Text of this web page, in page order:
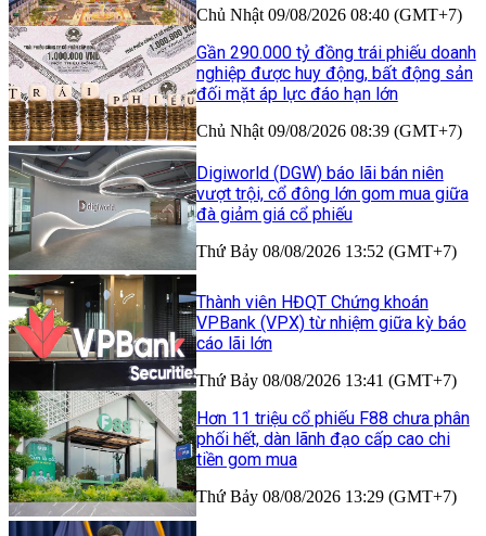
Chủ Nhật 09/08/2026 08:40 (GMT+7)
Gần 290.000 tỷ đồng trái phiếu doanh
nghiệp được huy động, bất động sản
đối mặt áp lực đáo hạn lớn
Chủ Nhật 09/08/2026 08:39 (GMT+7)
Digiworld (DGW) báo lãi bán niên
vượt trội, cổ đông lớn gom mua giữa
đà giảm giá cổ phiếu
Thứ Bảy 08/08/2026 13:52 (GMT+7)
Thành viên HĐQT Chứng khoán
VPBank (VPX) từ nhiệm giữa kỳ báo
cáo lãi lớn
Thứ Bảy 08/08/2026 13:41 (GMT+7)
Hơn 11 triệu cổ phiếu F88 chưa phân
phối hết, dàn lãnh đạo cấp cao chi
tiền gom mua
Thứ Bảy 08/08/2026 13:29 (GMT+7)